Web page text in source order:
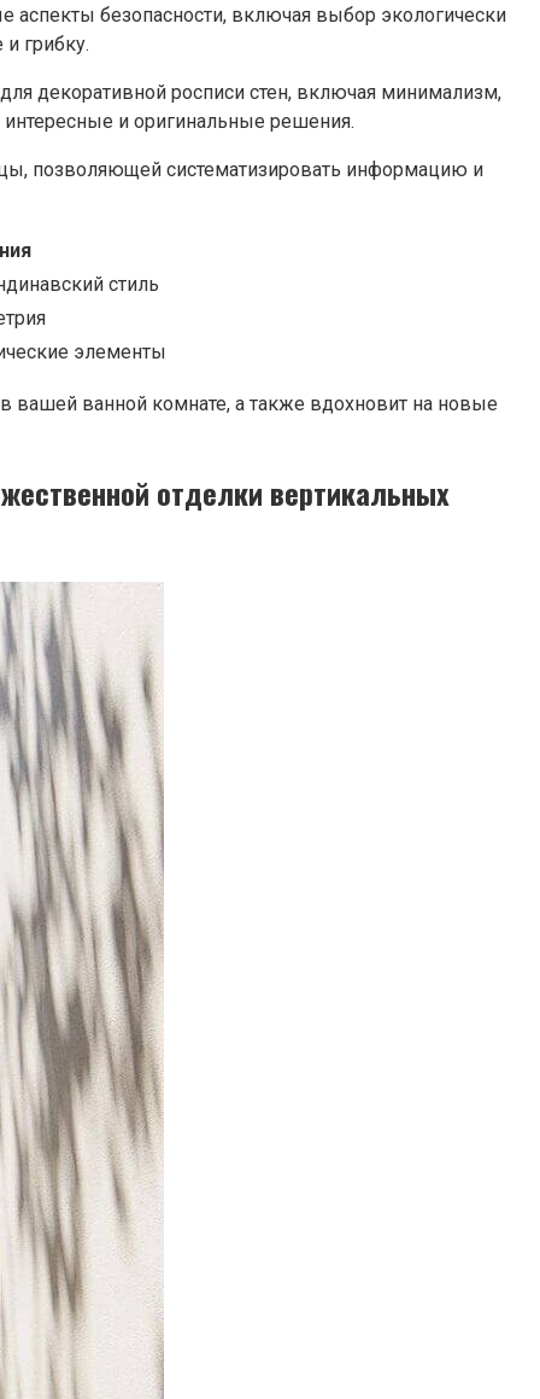
безопасности, включая выбор экологически
грибку.
декоративной росписи стен, включая минимализм,
и оригинальные решения.
позволяющей систематизировать информацию и
стиль
элементы
вашей ванной комнате, а также вдохновит на новые
отделки вертикальных